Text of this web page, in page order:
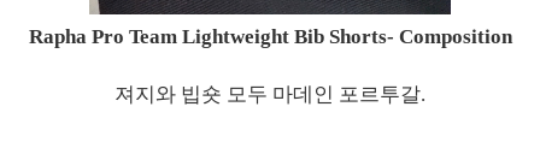
Rapha Pro Team Lightweight Bib Shorts- Composition
져지와 빕숏 모두 마데인 포르투갈.